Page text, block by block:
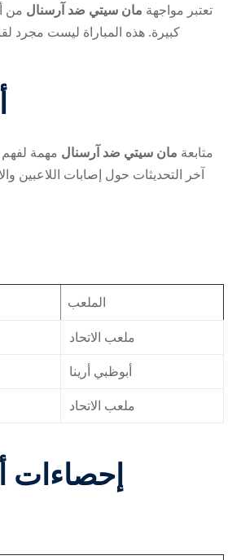
تعتبر مواجهة مان سيتي ضد آرسنال من
كبيرة. هذه المباراة ليست مجرد
متابعة مان سيتي ضد آرسنال مهمة لفهم
آخر التحديثات حول إصابات اللاعبين
الملعب
ملعب الاتحاد
أبوظبي أرينا
ملعب الاتحاد
إحصاءات